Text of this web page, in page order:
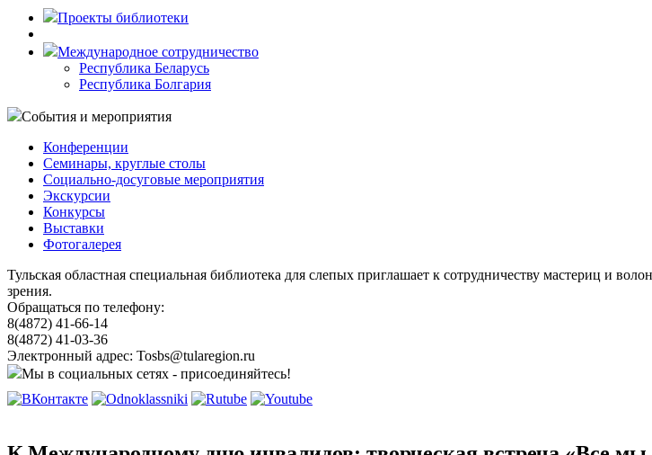
Проекты библиотеки
Международное сотрудничество
Республика Беларусь
Республика Болгария
События и мероприятия
Конференции
Семинары, круглые столы
Социально-досуговые мероприятия
Экскурсии
Конкурсы
Выставки
Фотогалерея
Тульская областная специальная библиотека для слепых приглашает к сотрудничеству мастериц и
зрения.
Обращаться по телефону:
8(4872) 41-66-14
8(4872) 41-03-36
Электронный адрес: Tosbs@tularegion.ru
Мы в социальных сетях - присоединяйтесь!